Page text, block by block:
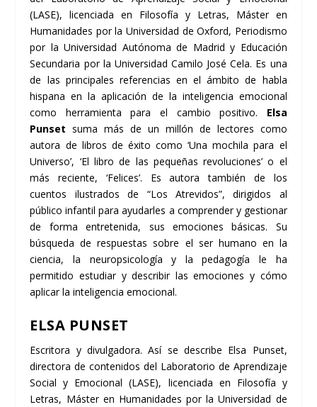
(LASE), licenciada en Filosofía y Letras, Máster en
Humanidades por la Universidad de Oxford, Periodismo
por la Universidad Autónoma de Madrid y Educación
Secundaria por la Universidad Camilo José Cela. Es una
de las principales referencias en el ámbito de habla
hispana en la aplicación de la inteligencia emocional
como herramienta para el cambio positivo. Elsa
Punset suma más de un millón de lectores como
autora de libros de éxito como ‘Una mochila para el
Universo’, ‘El libro de las pequeñas revoluciones’ o el
más reciente, ‘Felices’. Es autora también de los
cuentos ilustrados de “Los Atrevidos”, dirigidos al
público infantil para ayudarles a comprender y gestionar
de forma entretenida, sus emociones básicas. Su
búsqueda de respuestas sobre el ser humano en la
ciencia, la neuropsicología y la pedagogía le ha
permitido estudiar y describir las emociones y cómo
aplicar la inteligencia emocional.
ELSA PUNSET
Escritora y divulgadora. Así se describe Elsa Punset,
directora de contenidos del Laboratorio de Aprendizaje
Social y Emocional (LASE), licenciada en Filosofía y
Letras, Máster en Humanidades por la Universidad de